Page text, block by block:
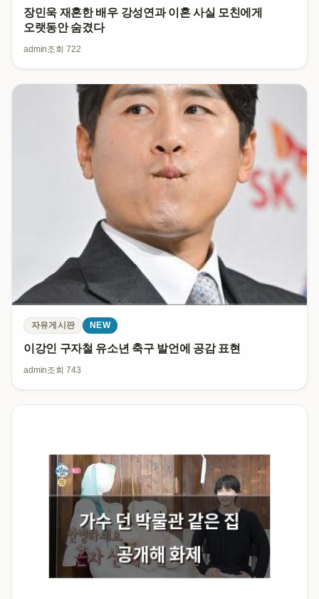
장민욱 재혼한 배우 강성연과 이혼 사실 모친에게
오랫동안 숨겼다
admin조회 722
자유게시판 NEW
이강인 구자철 유소년 축구 발언에 공감 표현
admin조회 743